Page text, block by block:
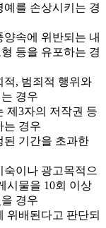
를 손상시키는 경
양속에 위반되는 내
등을 유포하는 경
적, 범죄적 행위와
경우
제3자의 저작권 등
는 경우
된 기간을 초과한
숙이나 광고목적으
시물을 10회 이상
경우
위배된다고 판단되